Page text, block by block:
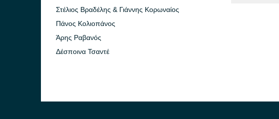
Στέλιος Βραδέλης & Γιάννης Κορωναίος
Πάνος Κολιοπάνος
Άρης Ραβανός
Δέσποινα Τσαντέ